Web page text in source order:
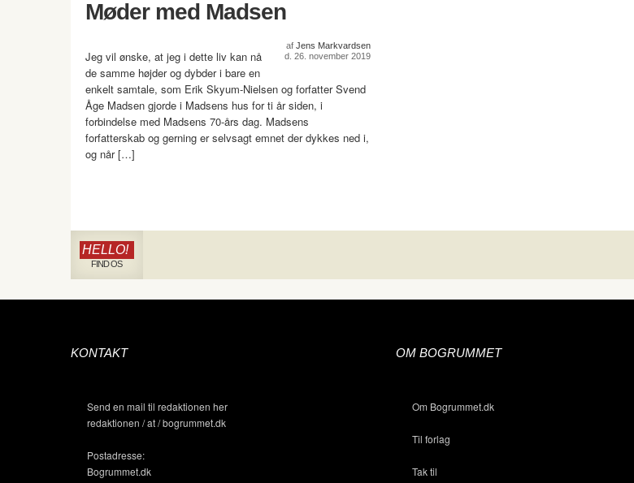
Møder med Madsen
af Jens Markvardsen
d. 26. november 2019
Jeg vil ønske, at jeg i dette liv kan nå
de samme højder og dybder i bare en
enkelt samtale, som Erik Skyum-Nielsen og forfatter Svend
Åge Madsen gjorde i Madsens hus for ti år siden, i
forbindelse med Madsens 70-års dag. Madsens
forfatterskab og gerning er selvsagt emnet der dykkes ned i,
og når […]
HELLO!
FIND OS
KONTAKT
Send en mail til redaktionen her
redaktionen / at / bogrummet.dk
Postadresse:
Bogrummet.dk
OM BOGRUMMET
Om Bogrummet.dk
Til forlag
Tak til